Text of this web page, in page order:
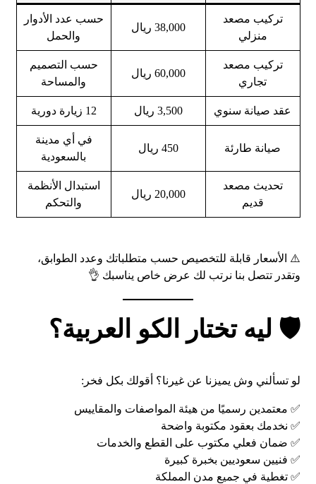
تركيب مصعد
منزلي
38,000 ريال
حسب عدد الأدوار
والحمل
تركيب مصعد
تجاري
60,000 ريال
حسب التصميم
والمساحة
عقد صيانة سنوي 3,500 ريال 12 زيارة دورية
صيانة طارئة 450 ريال
في أي مدينة
بالسعودية
تحديث مصعد
قديم
20,000 ريال
استبدال الأنظمة
والتحكم
⚠️ الأسعار قابلة للتخصيص حسب متطلباتك وعدد الطوابق،
وتقدر تتصل بنا نرتب لك عرض خاص يناسبك 👌
🛡️ ليه تختار الكو العربية؟
لو تسألني وش يميزنا عن غيرنا؟ أقولك بكل فخر:
✅ معتمدين رسميًا من هيئة المواصفات والمقاييس
✅ نخدمك بعقود مكتوبة واضحة
✅ ضمان فعلي مكتوب على القطع والخدمات
✅ فنيين سعوديين بخبرة كبيرة
✅ تغطية في جميع مدن المملكة